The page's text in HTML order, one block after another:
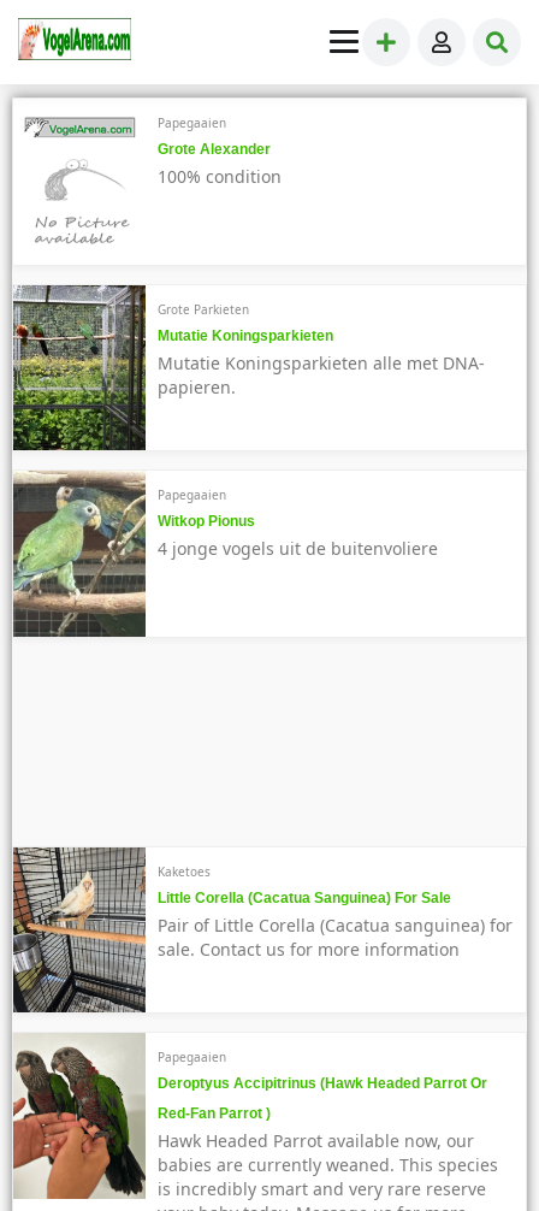
Papegaaien
Grote Alexander
100% condition
Grote Parkieten
Mutatie Koningsparkieten
Mutatie Koningsparkieten alle met DNA-
papieren.
Papegaaien
Witkop Pionus
4 jonge vogels uit de buitenvoliere
Kaketoes
Little Corella (Cacatua Sanguinea) For Sale
Pair of Little Corella (Cacatua sanguinea) for
sale. Contact us for more information
Papegaaien
Deroptyus Accipitrinus (Hawk Headed Parrot Or
Red-Fan Parrot )
Hawk Headed Parrot available now, our
babies are currently weaned. This species
is incredibly smart and very rare reserve